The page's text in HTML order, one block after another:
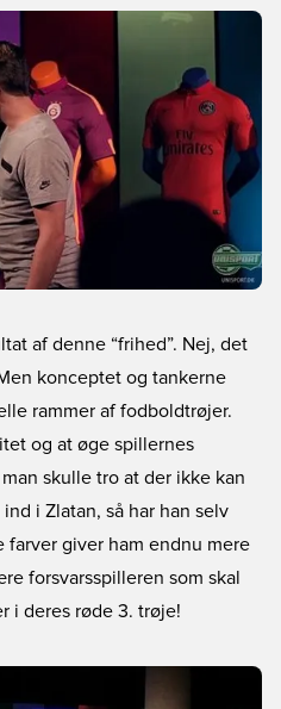
af denne “frihed”. Nej, det
konceptet og tankerne
rammer af fodboldtrøjer.
og at øge spillernes
skulle tro at der ikke kan
i Zlatan, så har han selv
giver ham endnu mere
forsvarsspilleren som skal
i deres røde 3. trøje!